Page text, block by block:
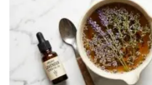
PSYCHOLOGICAL SCIENCE.
http://web.archive.org/web/
Eppinger Ben, Walter Maik,
2013. Of goals and habits: age-
differences in goal-directed